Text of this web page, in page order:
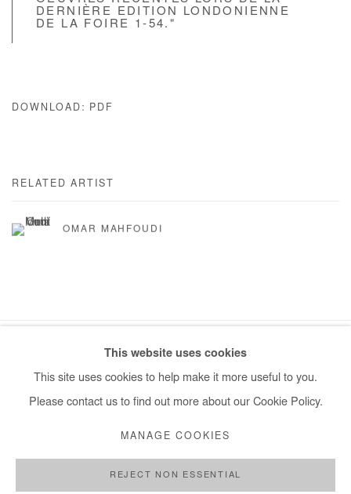
DERNIÈRE EDITION LONDONIENNE
DE LA FOIRE 1-54."
DOWNLOAD: PDF
RELATED ARTIST
OMAR MAHFOUDI
COPYRIGHT © #2026# AFIKARIS SITE BY ARTLOGIC
This website uses cookies
This site uses cookies to help make it more useful to you.
Please contact us to find out more about our Cookie Policy.
MANAGE COOKIES
REJECT NON ESSENTIAL